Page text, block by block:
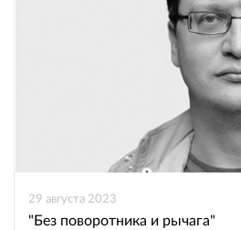
29 августа 2023
"Без поворотника и рычага"